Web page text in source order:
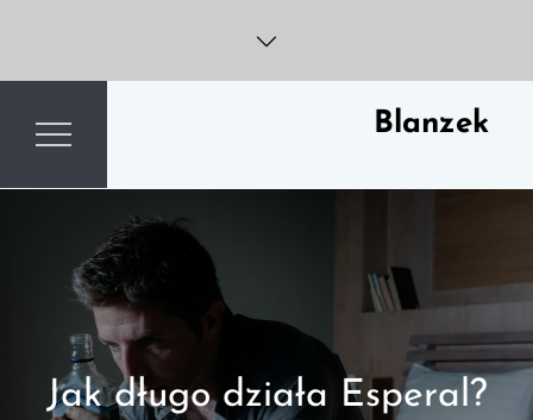
content
Blanzek
Jak długo działa Esperal?